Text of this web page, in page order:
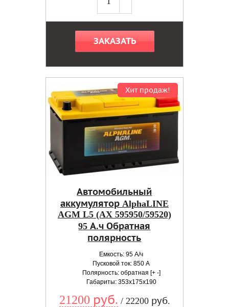
ЗАКАЗАТЬ
Хит продаж!
Автомобильный
аккумулятор AlphaLINE
AGM L5 (AX 595950/59520)
95 А.ч Обратная
полярность
Емкость: 95 А/ч
Пусковой ток: 850 А
Полярность: обратная [+ -]
Габариты: 353x175x190
21200 руб. / 22200 руб.